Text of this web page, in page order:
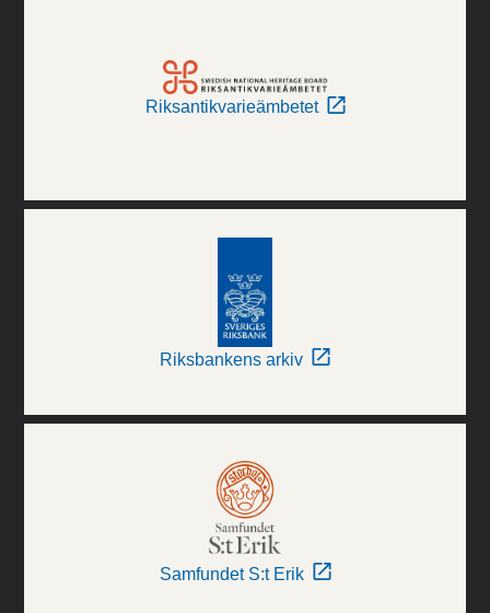
Riksantikvarieämbetet
Riksbankens arkiv
Samfundet S:t Erik